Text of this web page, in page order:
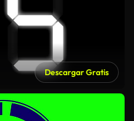
Descargar Gratis